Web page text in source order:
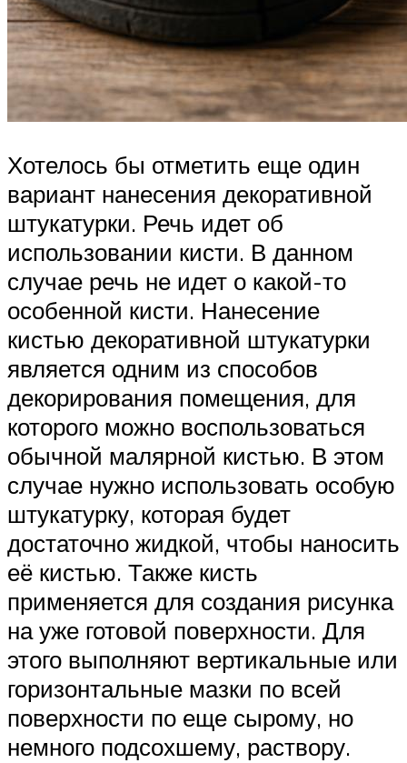
Хотелось бы отметить еще один
вариант нанесения декоративной
штукатурки. Речь идет об
использовании кисти. В данном
случае речь не идет о какой-то
особенной кисти. Нанесение
кистью декоративной штукатурки
является одним из способов
декорирования помещения, для
которого можно воспользоваться
обычной малярной кистью. В этом
случае нужно использовать особую
штукатурку, которая будет
достаточно жидкой, чтобы наносить
её кистью. Также кисть
применяется для создания рисунка
на уже готовой поверхности. Для
этого выполняют вертикальные или
горизонтальные мазки по всей
поверхности по еще сырому, но
немного подсохшему, раствору.